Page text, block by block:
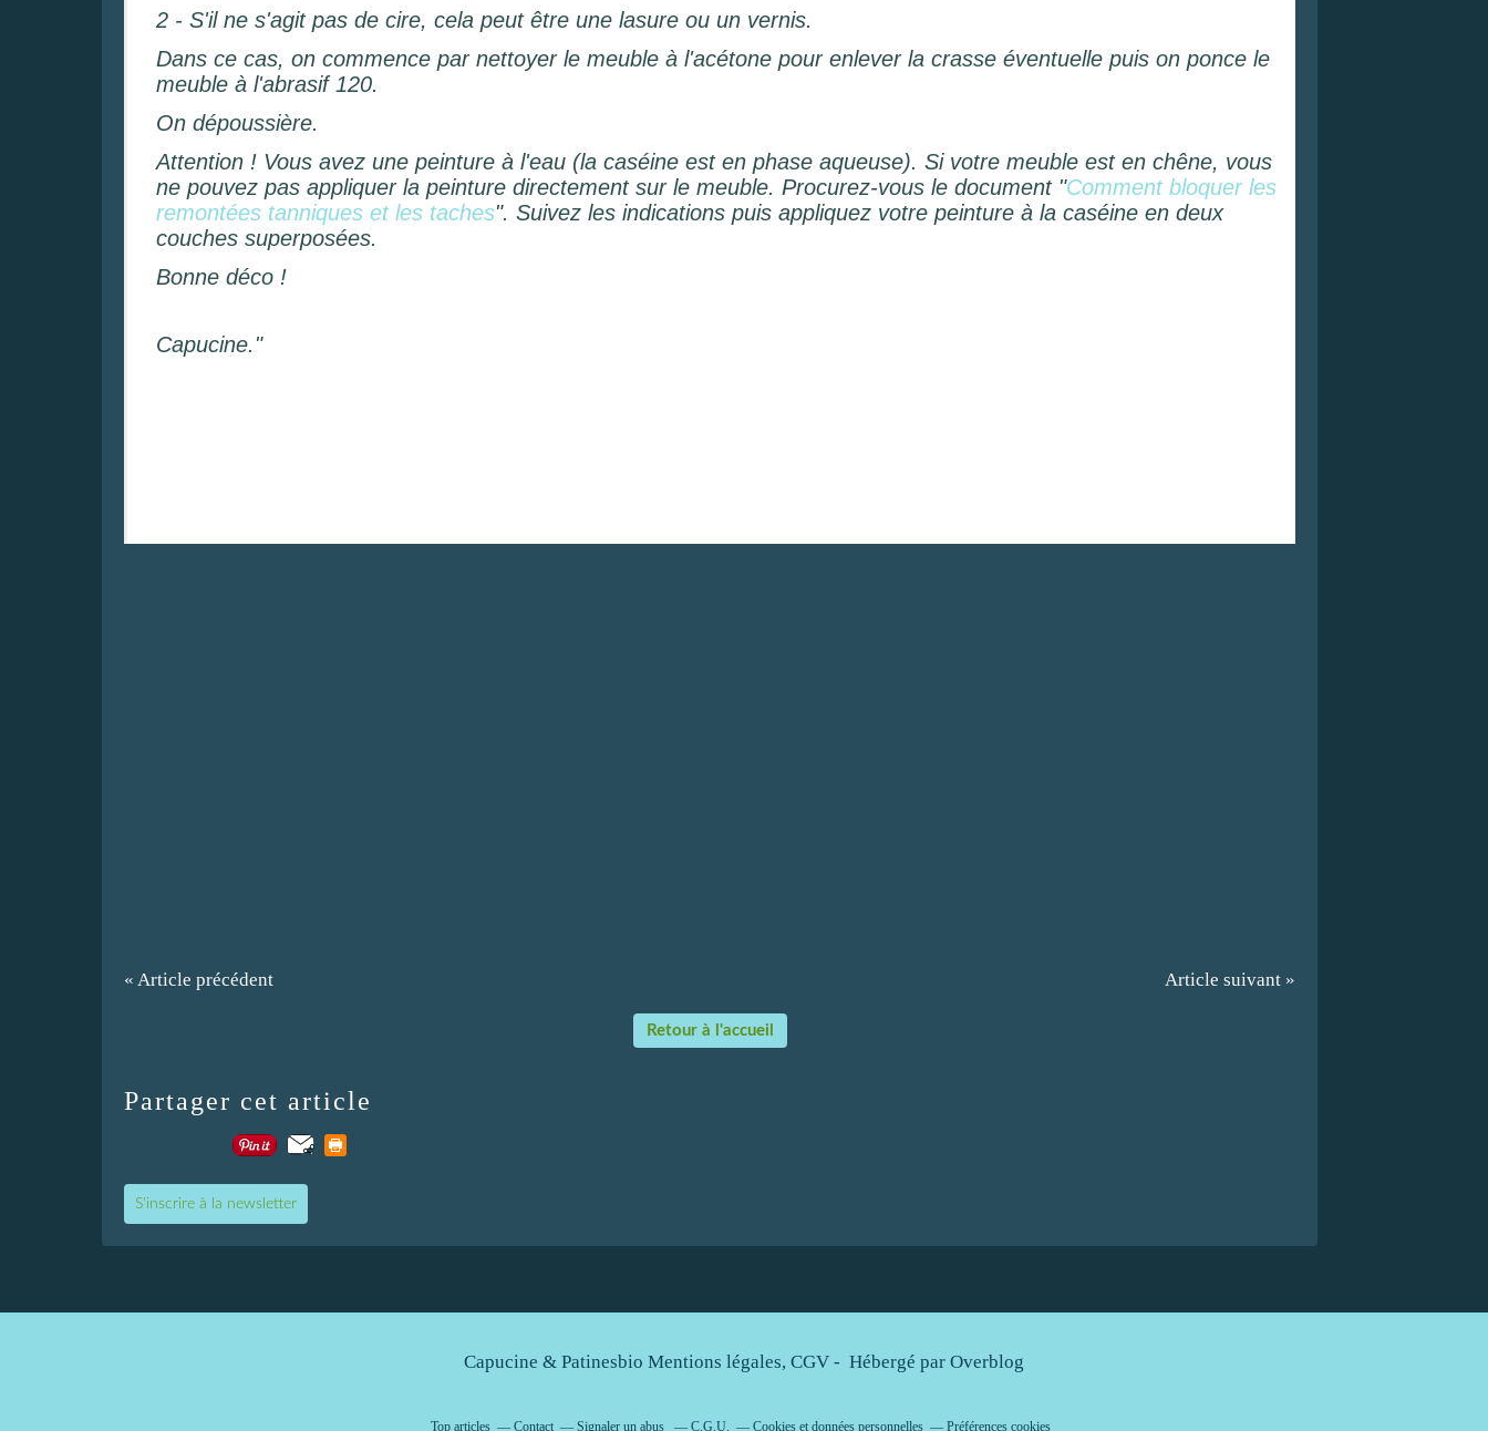
2 - S'il ne s'agit pas de cire, cela peut être une lasure ou un vernis.
Dans ce cas, on commence par nettoyer le meuble à l'acétone pour enlever la crasse éventuelle puis on ponce le
meuble à l'abrasif 120.
On dépoussière.
Attention ! Vous avez une peinture à l'eau (la caséine est en phase aqueuse). Si votre meuble est en chêne, vous
ne pouvez pas appliquer la peinture directement sur le meuble. Procurez-vous le document "Comment bloquer les
remontées tanniques et les taches". Suivez les indications puis appliquez votre peinture à la caséine en deux
couches superposées.
Bonne déco !
Capucine."
« Article précédent Article suivant »
Retour à l'accueil
Partager cet article
S'inscrire à la newsletter
Capucine & Patinesbio Mentions légales, CGV - Hébergé par Overblog
Top articles Contact Signaler un abus C.G.U. Cookies et données personnelles Préférences cookies